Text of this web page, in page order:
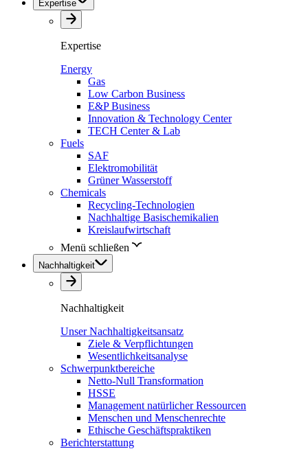
Expertise
Expertise
Energy
Gas
Low Carbon Business
E&P Business
Innovation & Technology Center
TECH Center & Lab
Fuels
SAF
Elektromobilität
Grüner Wasserstoff
Chemicals
Recycling-Technologien
Nachhaltige Basischemikalien
Kreislaufwirtschaft
Menü schließen
Nachhaltigkeit
Nachhaltigkeit
Unser Nachhaltigkeitsansatz
Ziele & Verpflichtungen
Wesentlichkeitsanalyse
Schwerpunktbereiche
Netto-Null Transformation
HSSE
Management natürlicher Ressourcen
Menschen und Menschenrechte
Ethische Geschäftspraktiken
Berichterstattung